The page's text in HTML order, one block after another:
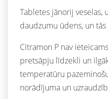
Tabletes jānorij veselas,
daudzumu ūdens, un
Citramon P nav
pretsāpju līdzekli un
temperatūru
norādījuma un